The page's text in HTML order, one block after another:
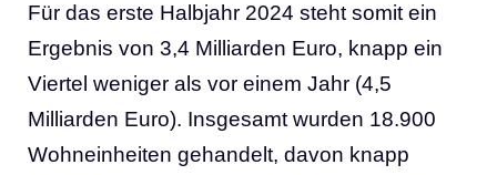
Für das erste Halbjahr 2024 steht somit ein
Ergebnis von 3,4 Milliarden Euro, knapp ein
Viertel weniger als vor einem Jahr (4,5
Milliarden Euro). Insgesamt wurden 18.900
Wohneinheiten gehandelt, davon knapp